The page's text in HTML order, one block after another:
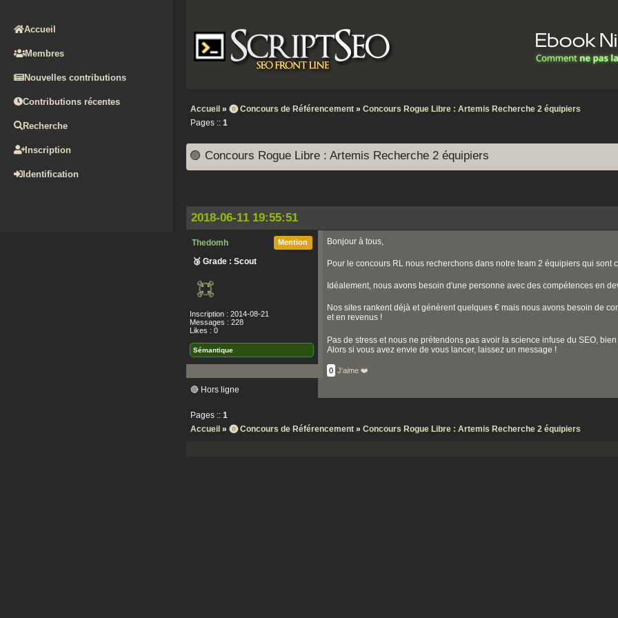
Accueil
Membres
Nouvelles contributions
Contributions récentes
Recherche
Inscription
Identification
Accueil » ⓿ Concours de Référencement » Concours Rogue Libre : Artemis Recherche 2 équipiers
Pages :: 1
🟣 Concours Rogue Libre : Artemis Recherche 2 équipiers
2018-06-11 19:55:51
Mention
Thedomh
🥉 Grade : Scout
Inscription : 2014-08-21
Messages : 228
Likes : 0
Sémantique
Bonjour à tous,
Pour le concours RL nous recherchons dans notre team 2 équipiers qui
Idéalement, nous avons besoin d'une personne avec des compétences en
Nos sites rankent déjà et génèrent quelques € mais nous avons besoin de
et en revenus !
Pas de stress et nous ne prétendons pas avoir la science infuse du SEO,
Alors si vous avez envie de vous lancer, laissez un message !
0 J'aime ❤️
🔴 Hors ligne
Pages :: 1
Accueil » ⓿ Concours de Référencement » Concours Rogue Libre : Artemis Recherche 2 équipiers